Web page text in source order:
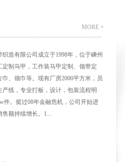
MORE +
造有限公司成立于1998年，位于嵊州
定制马甲，工作装马甲定制、领带定
、领巾等。现有厂房2000平方米，员
产线，专业打板，设计，包装流程明
件。挺过08年金融危机，公司开始进
售额持续增长。1...